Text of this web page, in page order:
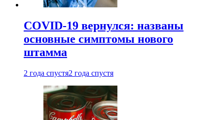
COVID-19 вернулся: названы
основные симптомы нового
штамма
2 года спустя2 года спустя